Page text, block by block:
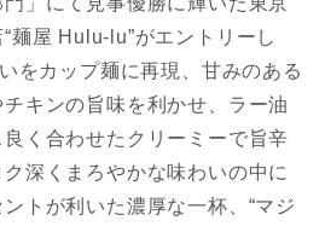
麺屋 Hulu-lu”がエントリーし
をカップ麺に再現、甘みのある
キンの旨味を利かせ、ラー油
く合わせたクリーミーで旨辛
深くまろやかな味わいの中に
トが利いた濃厚な一杯、“マジ